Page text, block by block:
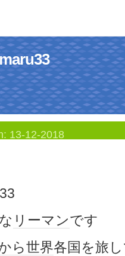
13-12-2018
リーマンです
ら世界各国を旅